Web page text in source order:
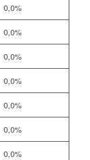
0,0%
0,0%
0,0%
0,0%
0,0%
0,0%
0,0%